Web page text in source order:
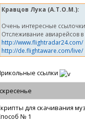
Кравцов Лука (A.T.O.M.):
Очень интересные
Отслеживание авиарейсов
http://www.flightradar24.com/
http://de.flightaware.com/live/
ссылки
для скачивания
№ 1